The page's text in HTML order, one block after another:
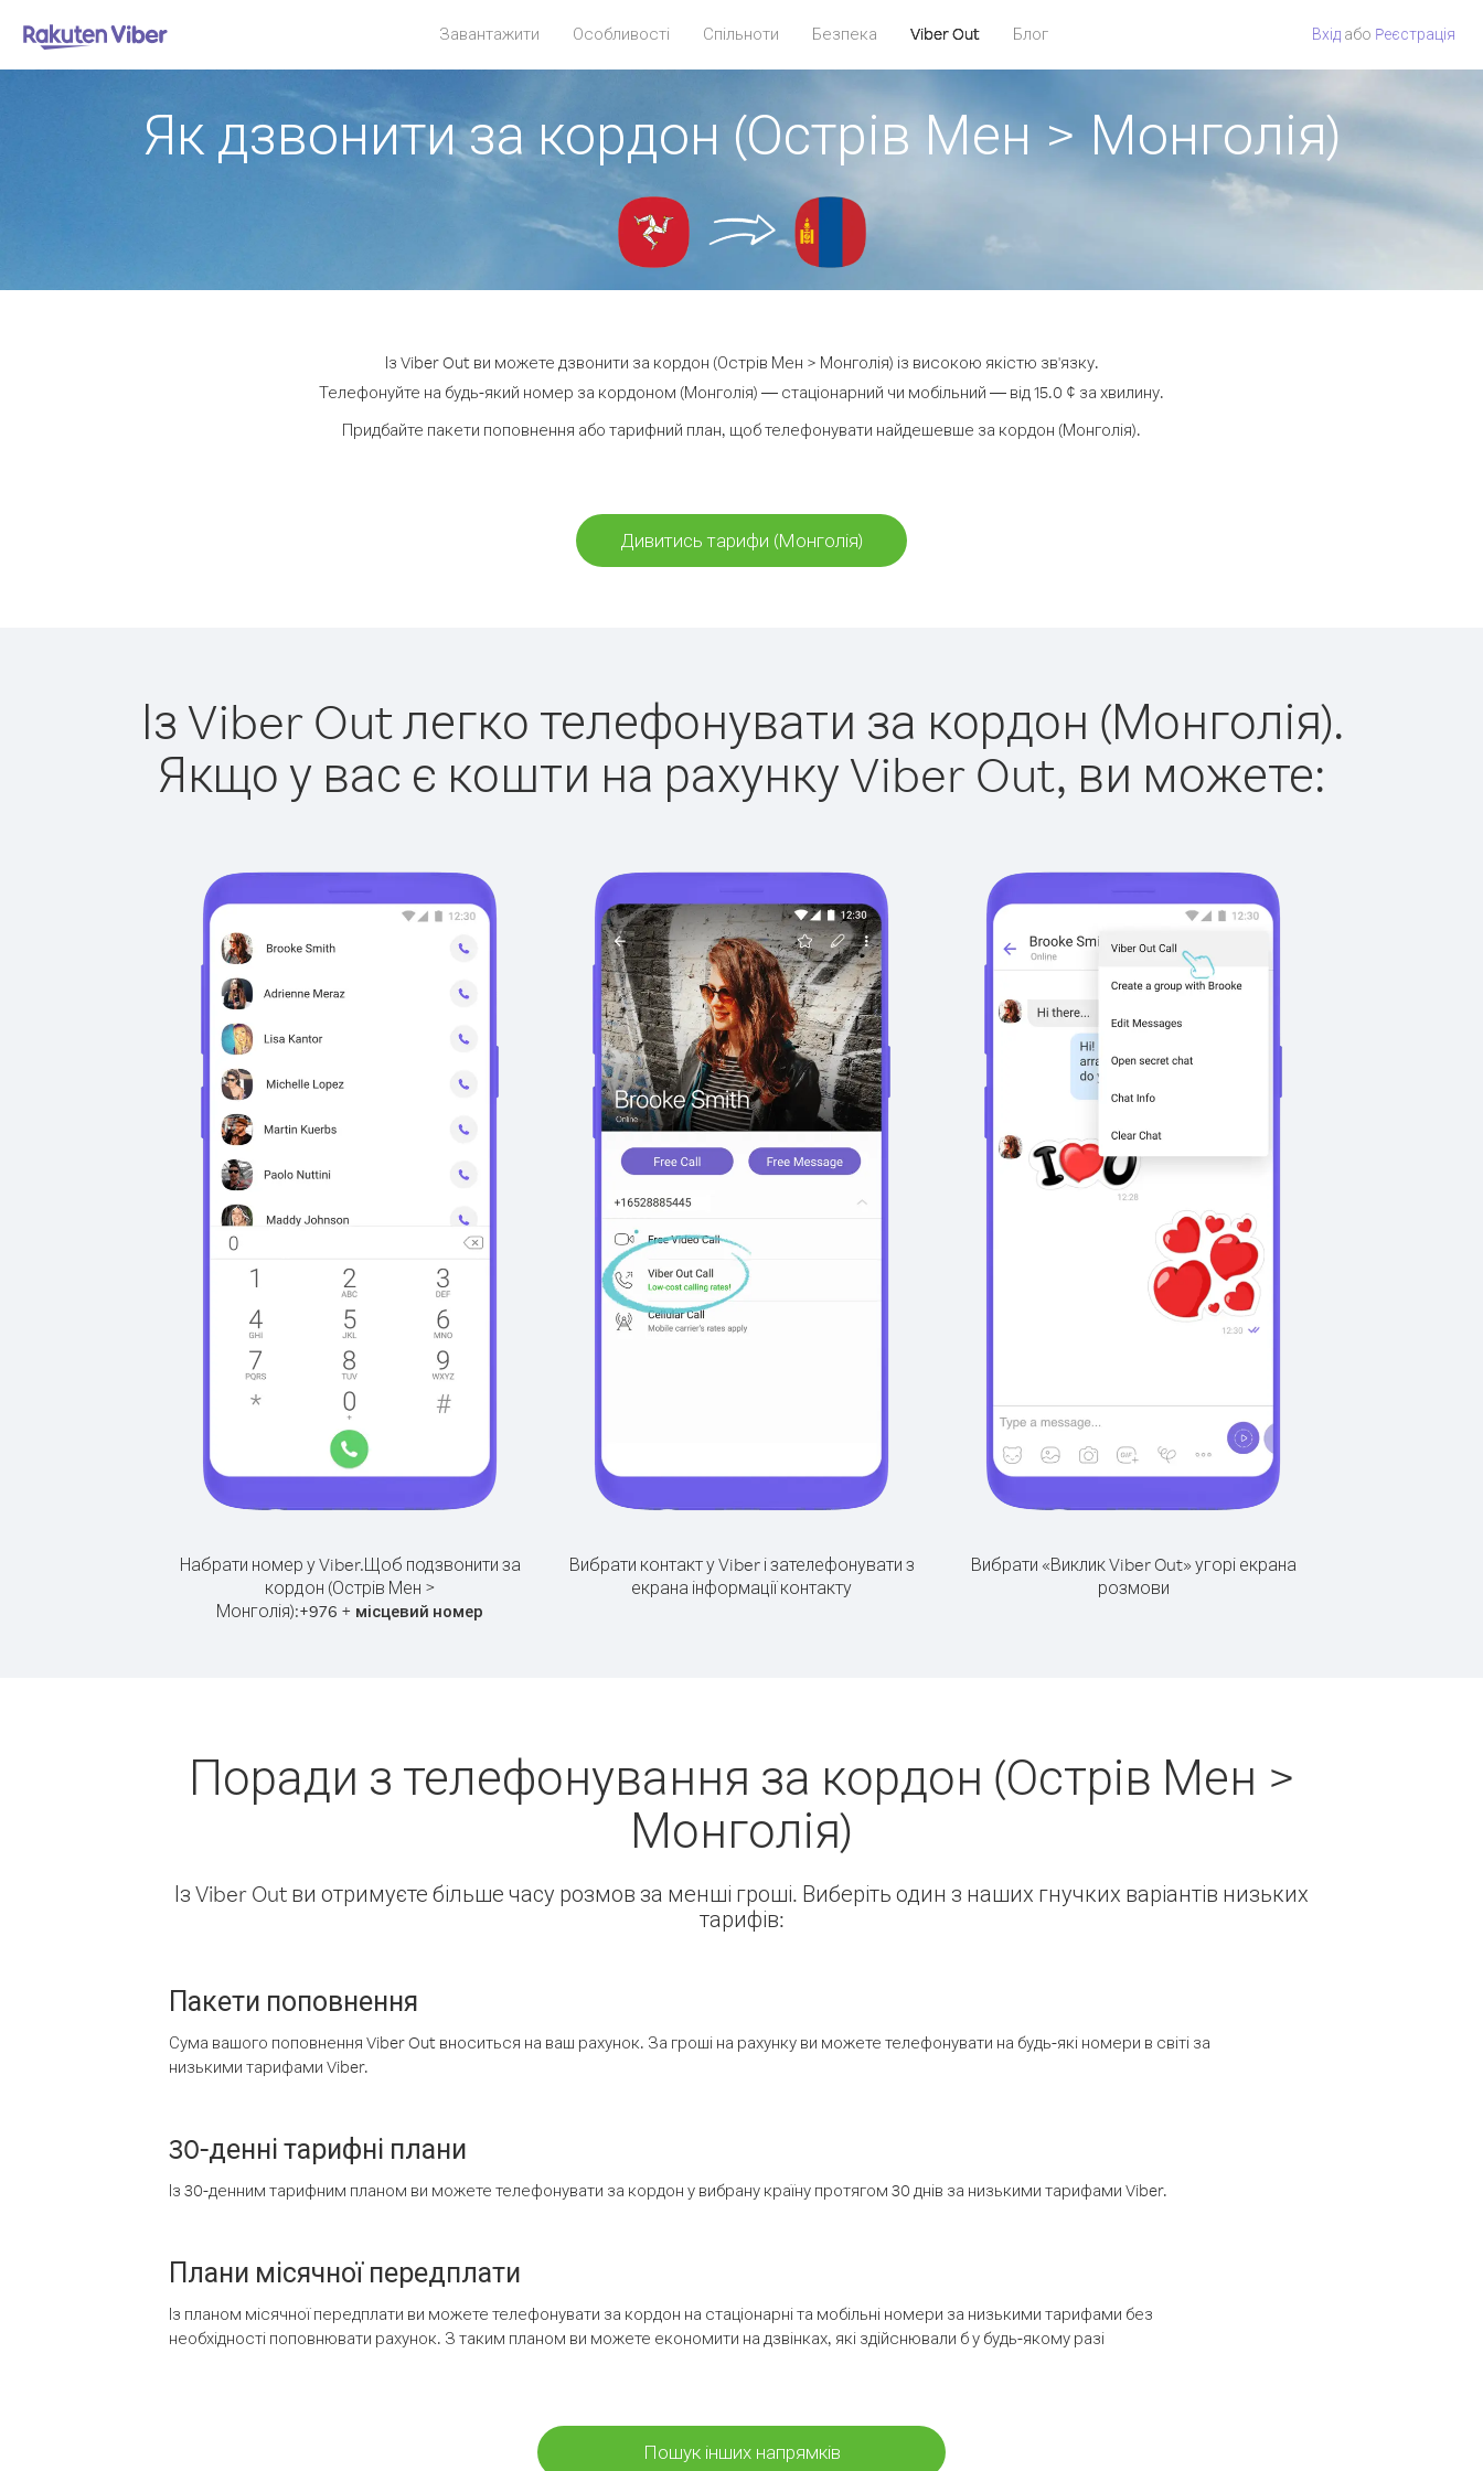
Завантажити Особливості Спільноти Безпека Viber Out Блог Вхід або Pеєстрація
Як дзвонити за кордон (Острів Мен > Монголія)
Із Viber Out ви можете дзвонити за кордон (Острів Мен > Монголія) із високою якістю зв'язку.
Телефонуйте на будь-який номер за кордоном (Монголія) — стаціонарний чи мобільний — від 15.0 ¢ за хвилину.
Придбайте пакети поповнення або тарифний план, щоб телефонувати найдешевше за кордон (Монголія).
Дивитись тарифи (Монголія)
Із Viber Out легко телефонувати за кордон (Монголія).
Якщо у вас є кошти на рахунку Viber Out, ви можете:
Набрати номер у Viber.Щоб подзвонити за
кордон (Острів Мен >
Монголія):+976 + місцевий номер
Вибрати контакт у Viber і зателефонувати з
екрана інформації контакту
Вибрати «Виклик Viber Out» угорі екрана
розмови
Поради з телефонування за кордон (Острів Мен >
Монголія)
Із Viber Out ви отримуєте більше часу розмов за менші гроші. Виберіть один з наших гнучких варіантів низьких
тарифів:
Пакети поповнення
Сума вашого поповнення Viber Out вноситься на ваш рахунок. За гроші на рахунку ви можете телефонувати на будь-які номери в світі за
низькими тарифами Viber.
30-денні тарифні плани
Із 30-денним тарифним планом ви можете телефонувати за кордон у вибрану країну протягом 30 днів за низькими тарифами Viber.
Плани місячної передплати
Із планом місячної передплати ви можете телефонувати за кордон на стаціонарні та мобільні номери за низькими тарифами без
необхідності поповнювати рахунок. З таким планом ви можете економити на дзвінках, які здійснювали б у будь-якому разі
Пошук інших напрямків